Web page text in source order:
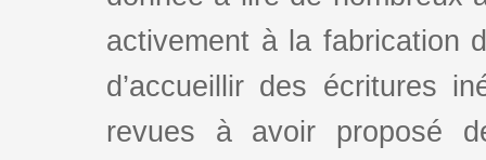
activement à la fabrication
d’accueillir des écritures
revues à avoir proposé